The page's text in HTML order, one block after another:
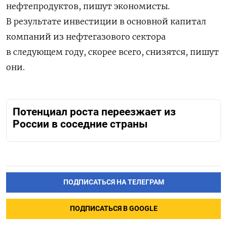
нефтепродуктов, пишут экономисты.
В результате инвестиции в основной капитал
компаний из нефтегазового сектора
в следующем году, скорее всего, снизятся, пишут
они.
Потенциал роста переезжает из
России в соседние страны
ПОДПИСАТЬСЯ НА ТЕЛЕГРАМ
ПОДПИСАТЬСЯ В GOOGLE